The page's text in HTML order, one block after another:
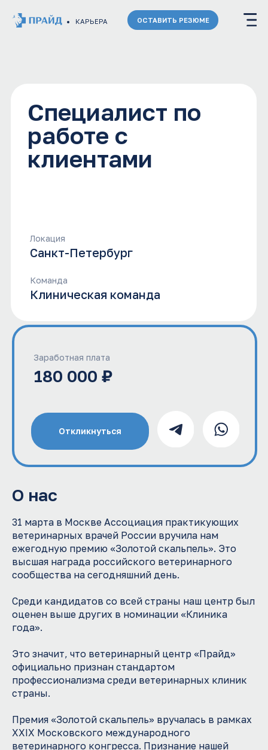
ОСТАВИТЬ РЕЗЮМЕ
клиентами
Заработная плата
О нас
31 марта в Москве Ассоциация практикующих
ветеринарных врачей России вручила нам
ежегодную премию «Золотой скальпель». Это
высшая награда российского ветеринарного
сообщества на сегодняшний день.
Среди кандидатов со всей страны наш центр был
оценен выше других в номинации «Клиника
года».
Это значит, что ветеринарный центр «Прайд»
официально признан стандартом
профессионализма среди ветеринарных клиник
страны.
Премия «Золотой скальпель» вручалась в рамках
XXIX Московского международного
ветеринарного конгресса. Признание нашей